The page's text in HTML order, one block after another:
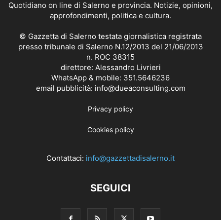
Quotidiano on line di Salerno e provincia. Notizie, opinioni,
approfondimenti, politica e cultura.
© Gazzetta di Salerno testata giornalistica registrata
presso tribunale di Salerno N.12/2013 del 21/06/2013
n. ROC 38315
direttore: Alessandro Livrieri
WhatsApp & mobile: 351.5646236
email pubblicità: info@dueaconsulting.com
Privacy policy
Cookies policy
Contattaci: info@gazzettadisalerno.it
SEGUICI